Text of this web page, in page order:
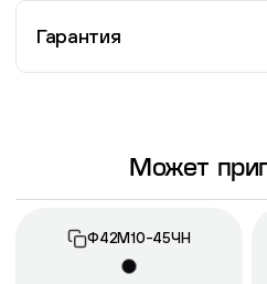
Гарантия
Информация о
Может
Ф42М10-45ЧН